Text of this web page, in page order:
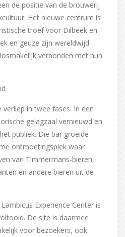
de positie van de brouwerij
Het nieuwe centrum is
troef voor Dilbeek en
en geuze zijn wereldwijd
verbonden met hun
in twee fases. In een
gelagzaal vernieuwd en
publiek. Die bar groeide
ontmoetingsplek waar
van Timmermans-bieren,
en andere bieren uit de
Experience Center is
De site is daarmee
voor bezoekers, ook